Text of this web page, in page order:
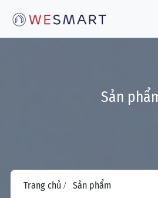
Sản
Trang chủ / Sản phẩm